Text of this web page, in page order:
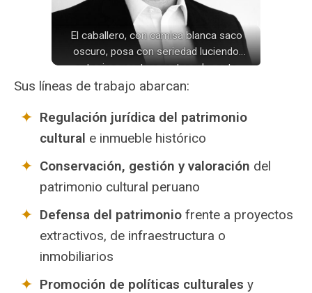
El caballero, con camisa blanca saco
oscuro, posa con seriedad luciendo
anteojos montura rectangular esta
fotografía monocromática estudio.
Sus líneas de trabajo abarcan:
Regulación jurídica del patrimonio
cultural e inmueble histórico
Conservación, gestión y valoración del
patrimonio cultural peruano
Defensa del patrimonio frente a proyectos
extractivos, de infraestructura o
inmobiliarios
Promoción de políticas culturales y